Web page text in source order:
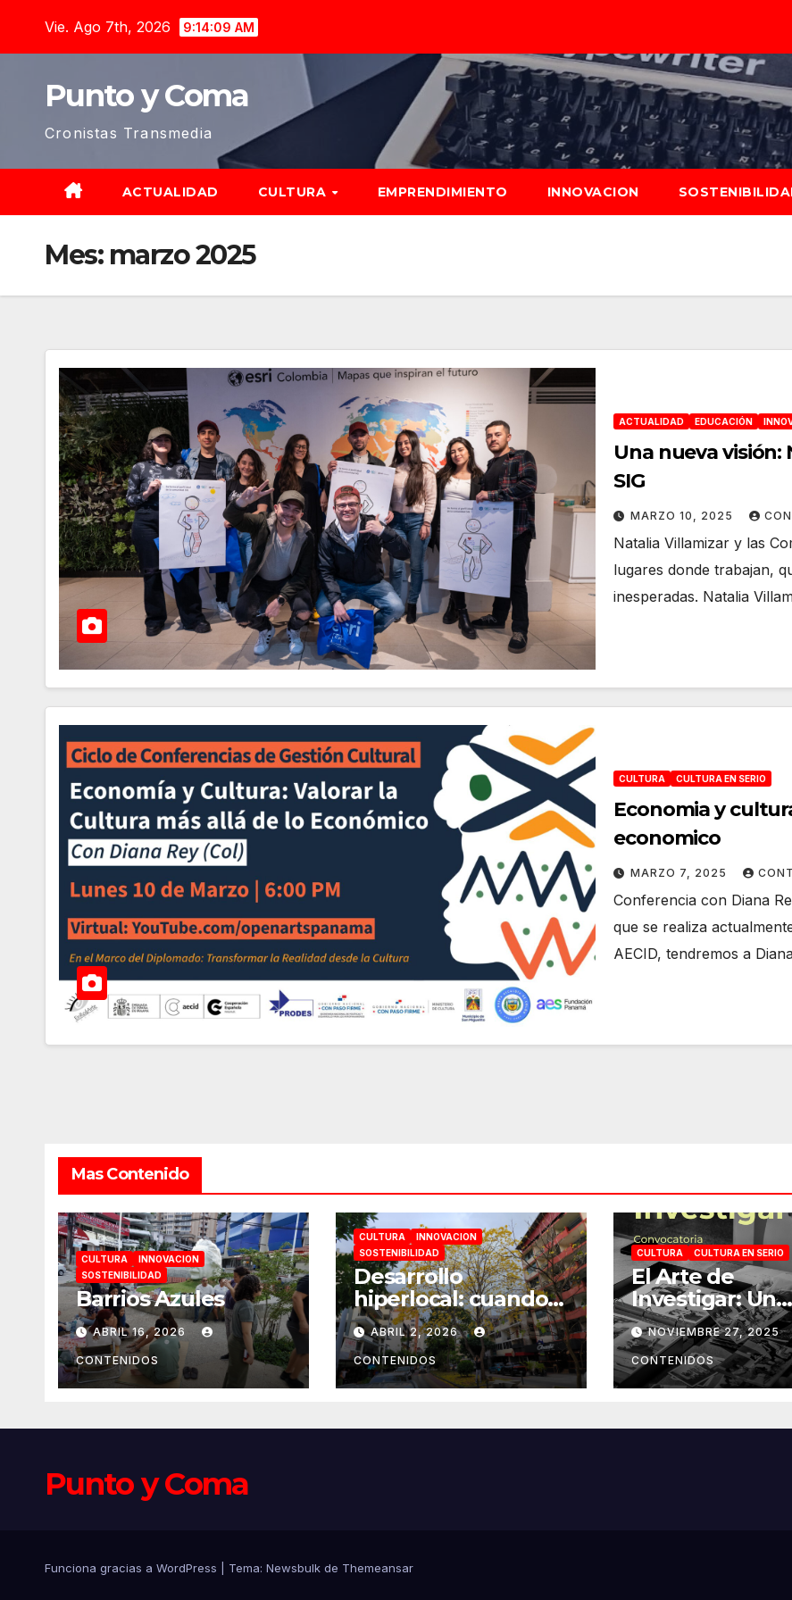
Vie. Ago 7th, 2026 9:14:09 AM
Punto y Coma
Cronistas Transmedia
ACTUALIDAD CULTURA EMPRENDIMIENTO INNOVACION
Mes: marzo 2025
ACTUALIDAD EDUCACIÓN
Una nueva visión:
SIG
MARZO 10, 2025
Natalia Villamizar y las
lugares donde trabajan,
inesperadas. Natalia
CULTURA CULTURA EN SERIO
Economia y
economico
MARZO 7, 2025
Conferencia con Diana
que se realiza
AECID, tendremos a
Mas Contenido
CULTURA
INNOVACION
SOSTENIBILIDAD
Barrios Azules
ABRIL 16, 2026
CONTENIDOS
CULTURA
INNOVACION
SOSTENIBILIDAD
Desarrollo
hiperlocal: cuando
la ciudad se
construye desde la
esquina
ABRIL 2, 2026
CONTENIDOS
CULTURA CULTURA EN SERIO
El Arte de
Investigar: Un
puente entre
ciencia y
NOVIEMBRE 27, 2025
CONTENIDOS
Punto y Coma
Funciona gracias a WordPress Tema: Newsbulk de Themeansar